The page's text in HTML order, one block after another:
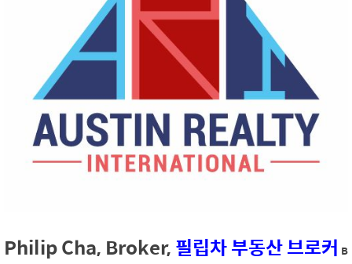
Philip Cha, Broker,필립차 부동산 브로커 B